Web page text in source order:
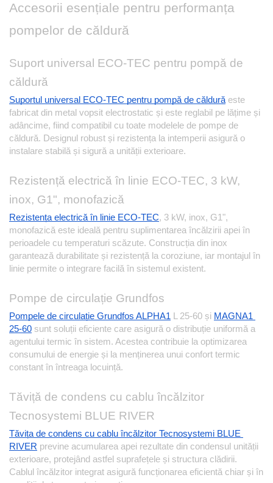
Accesorii esențiale pentru performanța
pompelor de căldură
Suport universal ECO-TEC pentru pompă de
căldură
Suportul universal ECO-TEC pentru pompă de căldură este
fabricat din metal vopsit electrostatic și este reglabil pe lățime și
adâncime, fiind compatibil cu toate modelele de pompe de
căldură. Designul robust și rezistența la intemperii asigură o
instalare stabilă și sigură a unității exterioare.
Rezistență electrică în linie ECO-TEC, 3 kW,
inox, G1", monofazică
Rezistența electrică în linie ECO-TEC, 3 kW, inox, G1",
monofazică este ideală pentru suplimentarea încălzirii apei în
perioadele cu temperaturi scăzute. Construcția din inox
garantează durabilitate și rezistență la coroziune, iar montajul în
linie permite o integrare facilă în sistemul existent.
Pompe de circulație Grundfos
Pompele de circulație Grundfos ALPHA1 L 25-60 și MAGNA1
25-60 sunt soluții eficiente care asigură o distribuție uniformă a
agentului termic în sistem. Acestea contribuie la optimizarea
consumului de energie și la menținerea unui confort termic
constant în întreaga locuință.
Tăviță de condens cu cablu încălzitor
Tecnosystemi BLUE RIVER
Tăvița de condens cu cablu încălzitor Tecnosystemi BLUE
RIVER previne acumularea apei rezultate din condensul unității
exterioare, protejând astfel suprafețele și structura clădirii.
Cablul încălzitor integrat asigură funcționarea eficientă chiar și în